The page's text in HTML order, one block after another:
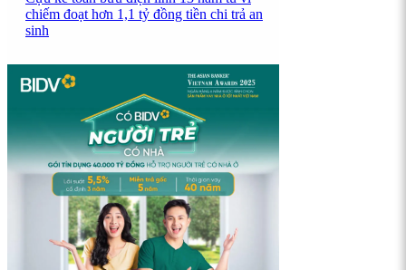
chiếm đoạt hơn 1,1 tỷ đồng tiền chi trả an
sinh